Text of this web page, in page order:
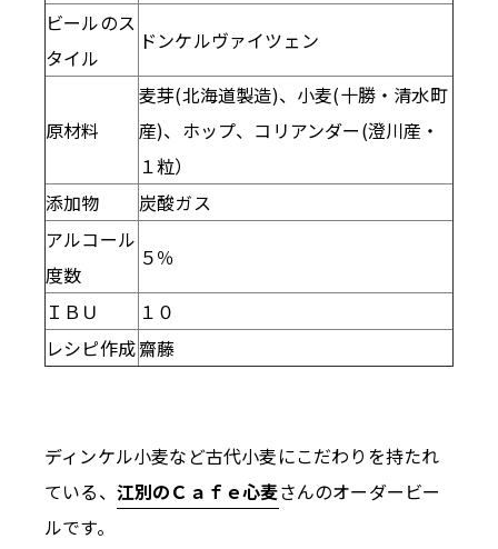
ビールのス
タイル
ドンケルヴァイツェン
原材料
麦芽(北海道製造)、小麦(十勝・清水町
産)、ホップ、コリアンダー(澄川産・
１粒）
添加物
炭酸ガス
アルコール
度数
５％
ＩＢＵ
１０
レシピ作成齋藤
ディンケル小麦など古代小麦にこだわりを持たれ
ている、 江別のＣａｆｅ心麦さんのオーダービー
ルです。